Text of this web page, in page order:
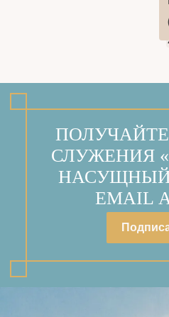
СЛУЖЕНИЯ
EMAIL